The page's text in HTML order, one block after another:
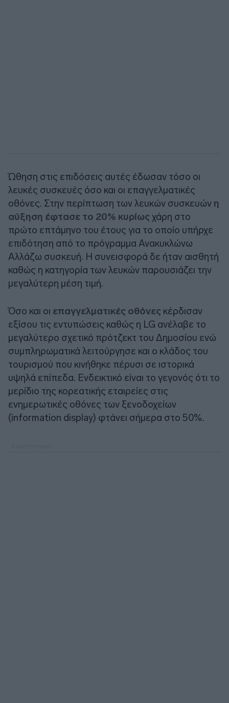
Ώθηση στις επιδόσεις αυτές έδωσαν τόσο οι
λευκές συσκευές όσο και οι επαγγελματικές
οθόνες. Στην περίπτωση των λευκών συσκευών η
αύξηση έφτασε το 20% κυρίωςχάρη στο
πρώτο επτάμηνο του έτους για το οποίο υπήρχε
επιδότηση από το πρόγραμμα Ανακυκλώνω
Αλλάζω συσκευή. Η συνεισφορά δε ήταν αισθητή
καθώς η κατηγορία των λευκών παρουσιάζει την
μεγαλύτερη μέση τιμή.
Όσο και οι επαγγελματικές οθόνες κέρδισαν
εξίσου τις εντυπώσεις καθώς η LG ανέλαβε το
μεγαλύτερο σχετικό πρότζεκτ του Δημοσίου ενώ
συμπληρωματικά λειτούργησε και ο κλάδος του
τουρισμού που κινήθηκε πέρυσι σε ιστορικά
υψηλά επίπεδα. Ενδεικτικό είναι το γεγονός ότι το
μερίδιο της κορεατικής εταιρείες στις
ενημερωτικές οθόνες των ξενοδοχείων
(information display) φτάνει σήμερα στο 50%.